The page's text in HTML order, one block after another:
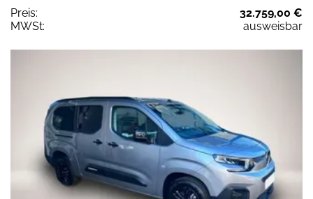
Preis:
32.759,00 €
MWSt:
ausweisbar